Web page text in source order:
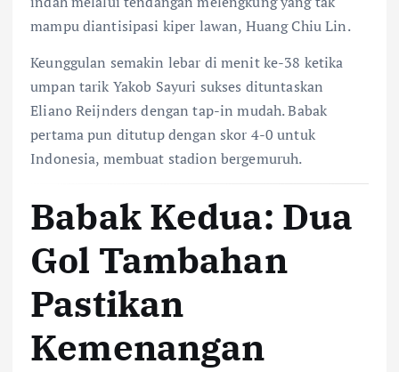
mampu diantisipasi kiper lawan, Huang Chiu Lin.
Keunggulan semakin lebar di menit ke-38 ketika
umpan tarik Yakob Sayuri sukses dituntaskan
Eliano Reijnders dengan tap-in mudah. Babak
pertama pun ditutup dengan skor 4-0 untuk
Indonesia, membuat stadion bergemuruh.
Babak Kedua: Dua
Gol Tambahan
Pastikan
Kemenangan